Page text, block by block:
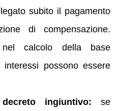
subito il pagamento
di compensazione.
nel calcolo della base
possono essere
ingiuntivo: se